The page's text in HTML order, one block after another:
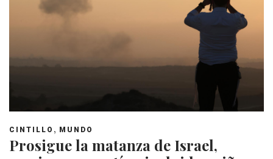
CINTILLO , MUNDO
Prosigue la matanza de Israel,